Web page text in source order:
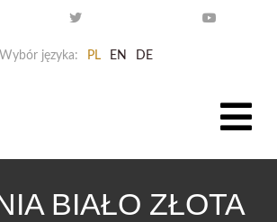
Wybór języka: PL EN DE
BIAŁO ZŁOTA